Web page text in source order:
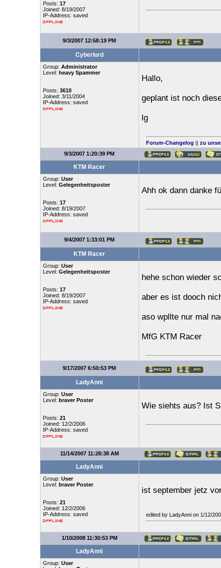
Posts: 17
Joined: 8/19/2007
IP-Address: saved
9/3/2007 12:58:19 PM
Cyberlord
Group: Administrator
Level: heavy Spammer
Posts: 3610
Joined: 3/11/2004
IP-Address: saved
Hallo,
geplant ist noch
lg
Forum-Changelog || zu
9/3/2007 1:20:39 PM
KTM Racer
Group: User
Level: Gelegenheitsposter
Posts: 17
Joined: 8/19/2007
IP-Address: saved
Ahh ok dann danke
9/4/2007 1:33:01 PM
KTM Racer
Group: User
Level: Gelegenheitsposter
Posts: 17
Joined: 8/19/2007
IP-Address: saved
hehe schon wieder
aber es ist dooch
aso wpllte nur mal
MfG KTM Racer
9/17/2007 6:50:53 PM
LadyAnni
Group: User
Level: braver Poster
Posts: 21
Joined: 12/2/2006
IP-Address: saved
Wie siehts aus? Ist
11/14/2007 11:28:38 AM
LadyAnni
Group: User
Level: braver Poster
Posts: 21
Joined: 12/2/2006
IP-Address: saved
ist september jetz
edited by LadyAnni on 1/12/
1/10/2008 11:30:53 PM
LadyAnni
Group: User